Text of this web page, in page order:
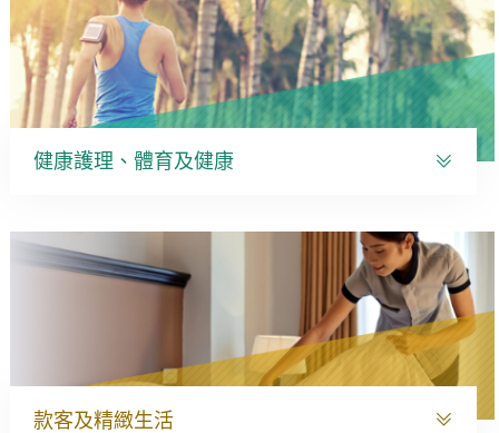
健康護理、體育及健康
款客及精緻生活